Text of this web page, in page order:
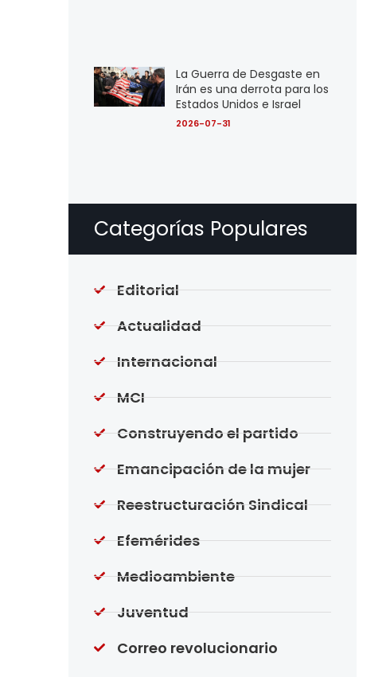
La Guerra de Desgaste en
Irán es una derrota para los
Estados Unidos e Israel
2026-07-31
Categorías Populares
Editorial
Actualidad
Internacional
MCI
Construyendo el partido
Emancipación de la mujer
Reestructuración Sindical
Efemérides
Medioambiente
Juventud
Correo revolucionario